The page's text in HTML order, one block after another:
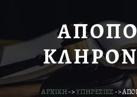
ΑΡΧΙΚΗ->ΥΠΗΡΕΣΙΕΣ ->